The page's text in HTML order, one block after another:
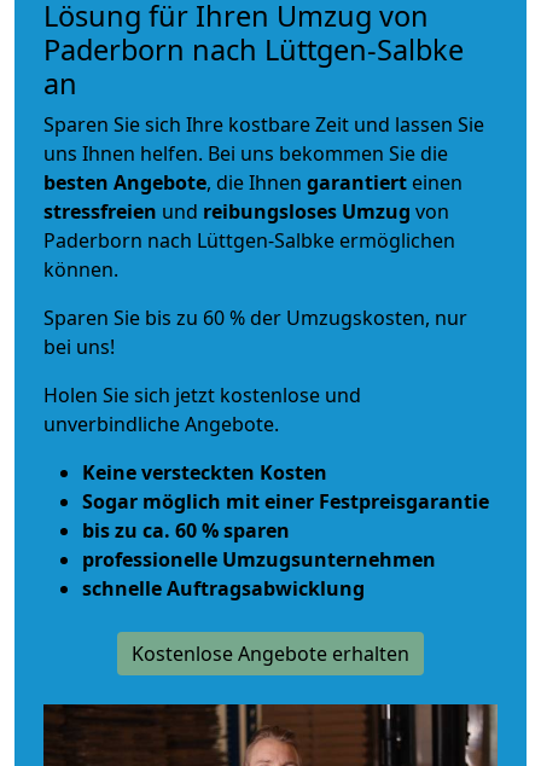
Lösung für Ihren Umzug von
Paderborn nach Lüttgen-Salbke
an
Sparen Sie sich Ihre kostbare Zeit und lassen Sie
uns Ihnen helfen. Bei uns bekommen Sie die
besten Angebote, die Ihnen garantiert einen
stressfreien und reibungsloses Umzug von
Paderborn nach Lüttgen-Salbke ermöglichen
können.
Sparen Sie bis zu 60 % der Umzugskosten, nur
bei uns!
Holen Sie sich jetzt kostenlose und
unverbindliche Angebote.
Keine versteckten Kosten
Sogar möglich mit einer Festpreisgarantie
bis zu ca. 60 % sparen
professionelle Umzugsunternehmen
schnelle Auftragsabwicklung
Kostenlose Angebote erhalten